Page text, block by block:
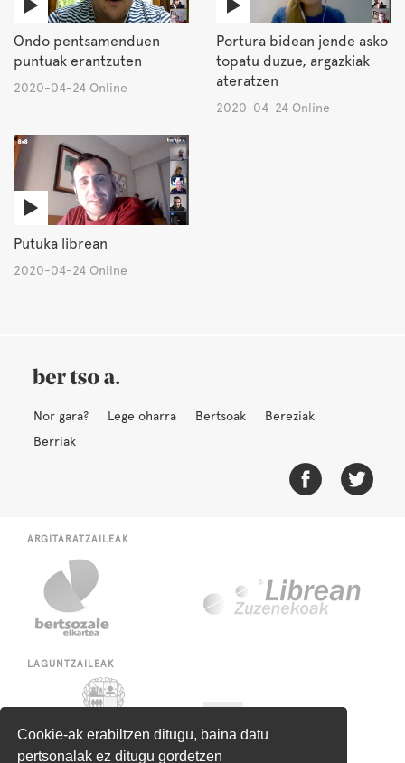
Cookie-ak erabiltzen ditugu, baina datu
pertsonalak ez ditugu gordetzen
Ondo pentsamenduen
puntuak erantzuten
2020-04-24 Online
Portura bidean jende asko
topatu duzue, argazkiak
ateratzen
2020-04-24 Online
Putuka librean
2020-04-24 Online
Nor gara? Lege oharra Bertsoak
Bereziak
Berriak
ARGITARATZAILEAK
LAGUNTZAILEAK